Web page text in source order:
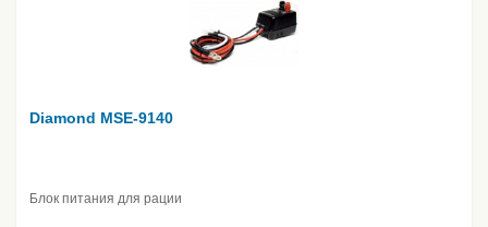
Diamond MSE-9140
Блок питания для рации